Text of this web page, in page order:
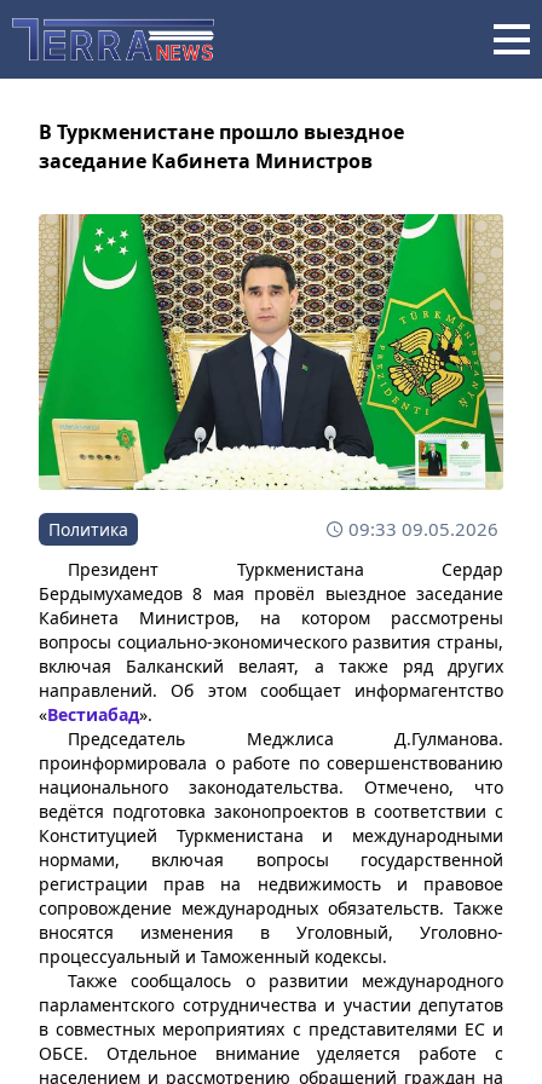
В Туркменистане прошло выездное
заседание Кабинета Министров
Политика 09:33 09.05.2026
Президент Туркменистана Сердар
Бердымухамедов 8 мая провёл выездное заседание
Кабинета Министров, на котором рассмотрены
вопросы социально-экономического развития страны,
включая Балканский велаят, а также ряд других
направлений. Об этом сообщает информагентство
«Вестиабад».
Председатель Меджлиса Д.Гулманова.
проинформировала о работе по совершенствованию
национального законодательства. Отмечено, что
ведётся подготовка законопроектов в соответствии с
Конституцией Туркменистана и международными
нормами, включая вопросы государственной
регистрации прав на недвижимость и правовое
сопровождение международных обязательств. Также
вносятся изменения в Уголовный, Уголовно-
процессуальный и Таможенный кодексы.
Также сообщалось о развитии международного
парламентского сотрудничества и участии депутатов
в совместных мероприятиях с представителями ЕС и
ОБСЕ. Отдельное внимание уделяется работе с
населением и рассмотрению обращений граждан на